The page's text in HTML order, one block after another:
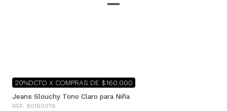
20%DCTO X COMPRAS DE $160.000
Jeans Slouchy Tono Claro para Niña
REF. 90160076